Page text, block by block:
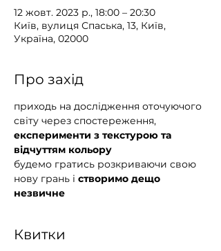
12 жовт. 2023 р., 18:00 – 20:30
Київ, вулиця Спаська, 13, Київ,
Україна, 02000
Про захід
приходь на дослідження оточуючого
світу через спостереження,
експерименти з текстурою та
відчуттям кольору
будемо гратись розкриваючи свою
нову грань і створимо дещо
незвичне
Квитки